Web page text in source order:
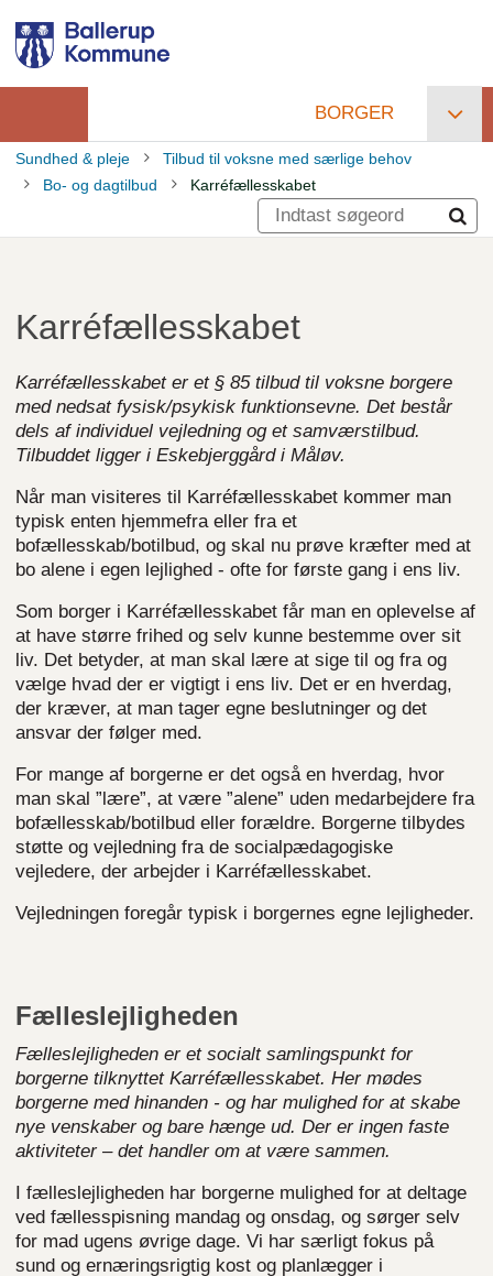
hovedindhold
Primær
navigation
BORGER
Brødkrumme
Sundhed & pleje
Tilbud til voksne med særlige behov
Bo- og dagtilbud
Karréfællesskabet
Karréfællesskabet
Karréfællesskabet er et § 85 tilbud til voksne borgere
med nedsat fysisk/psykisk funktionsevne. Det består
dels af individuel vejledning og et samværstilbud.
Tilbuddet ligger i Eskebjerggård i Måløv.
Når man visiteres til Karréfællesskabet kommer man
typisk enten hjemmefra eller fra et
bofællesskab/botilbud, og skal nu prøve kræfter med at
bo alene i egen lejlighed - ofte for første gang i ens liv.
Som borger i Karréfællesskabet får man en oplevelse af
at have større frihed og selv kunne bestemme over sit
liv. Det betyder, at man skal lære at sige til og fra og
vælge hvad der er vigtigt i ens liv. Det er en hverdag,
der kræver, at man tager egne beslutninger og det
ansvar der følger med.
For mange af borgerne er det også en hverdag, hvor
man skal ”lære”, at være ”alene” uden medarbejdere fra
bofællesskab/botilbud eller forældre. Borgerne tilbydes
støtte og vejledning fra de socialpædagogiske
vejledere, der arbejder i Karréfællesskabet.
Vejledningen foregår typisk i borgernes egne lejligheder.
Fælleslejligheden
Fælleslejligheden er et socialt samlingspunkt for
borgerne tilknyttet Karréfællesskabet. Her mødes
borgerne med hinanden - og har mulighed for at skabe
nye venskaber og bare hænge ud. Der er ingen faste
aktiviteter – det handler om at være sammen.
I fælleslejligheden har borgerne mulighed for at deltage
ved fællesspisning mandag og onsdag, og sørger selv
for mad ugens øvrige dage. Vi har særligt fokus på
sund og ernæringsrigtig kost og planlægger i